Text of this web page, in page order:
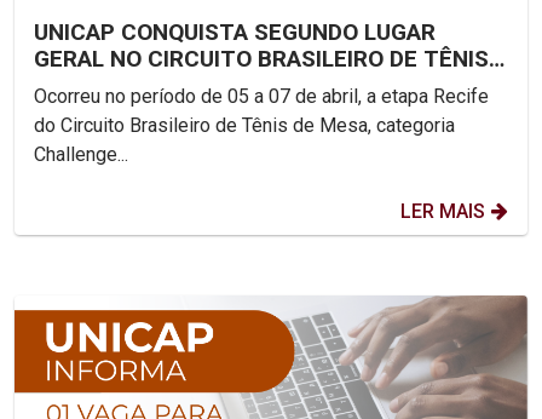
UNICAP CONQUISTA SEGUNDO LUGAR
GERAL NO CIRCUITO BRASILEIRO DE TÊNIS
DE MESA
Ocorreu no período de 05 a 07 de abril, a etapa Recife
do Circuito Brasileiro de Tênis de Mesa, categoria
Challenge...
LER MAIS